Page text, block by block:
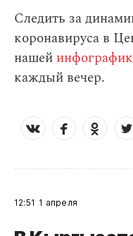
Следить за
коронавируса в
нашей
каждый вечер.
12:51 1 апреля